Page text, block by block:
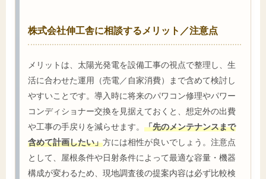
株式会社伸工舎に相談するメリット／注意点
メリットは、太陽光発電を設備工事の視点で整理し、生
活に合わせた運用（売電／自家消費）まで含めて検討し
やすいことです。導入時に将来のパワコン修理やパワー
コンディショナー交換を見据えておくと、想定外の出費
や工事の手戻りを減らせます。 「先のメンテナンスまで
含めて計画したい」方には相性が良いでしょう。注意点
として、屋根条件や日射条件によって最適な容量・機器
構成が変わるため、現地調査後の提案内容は必ず比較検